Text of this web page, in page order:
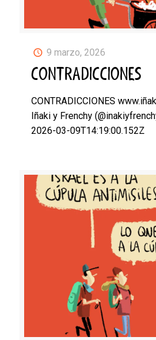
9 marzo, 2026
CONTRADICCIONES
CONTRADICCIONES
Iñaki y Frenchy
2026-03-09T14:19:00.152Z